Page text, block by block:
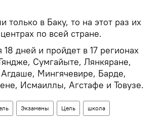
в Баку, то на этот раз их
по всей стране.
дней и пройдет в 17 регионах
Сумгайыте, Лянкяране,
Мингячевире, Барде,
Исмаиллы, Агстафе и Товузе.
Экзамены Цель школа